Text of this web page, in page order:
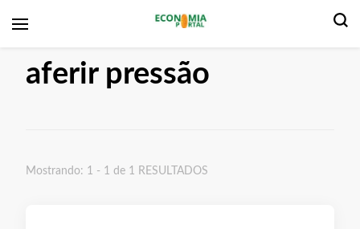
aferir pressão
Mostrando: 1 - 1 de 1 RESULTADOS